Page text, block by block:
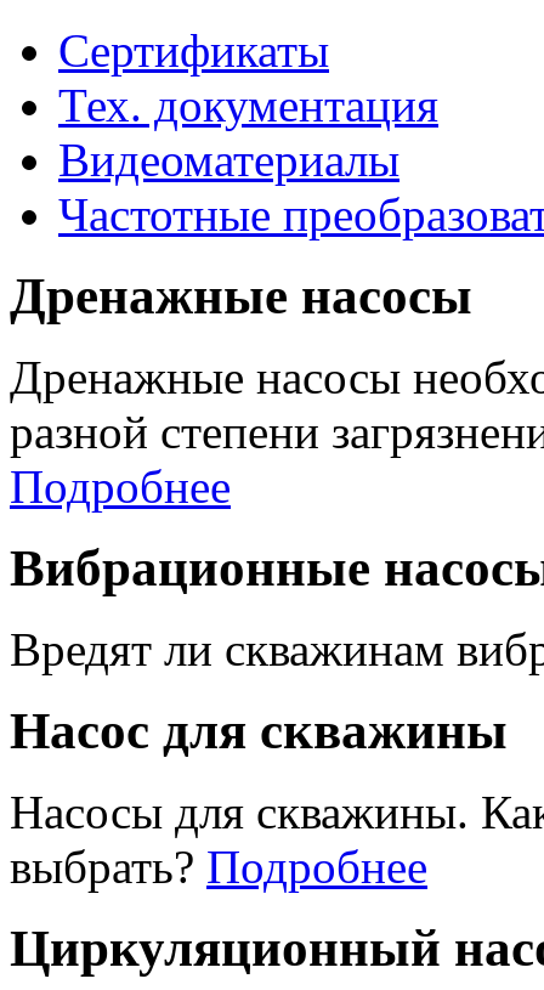
Сертификаты
Тех. документация
Видеоматериалы
Частотные
Дренажные насосы
Дренажные насосы
разной степени
Подробнее
Вибрационные
Вредят ли скважинам
Насос для скважины
Насосы для скважины.
выбрать? Подробнее
Циркуляционный